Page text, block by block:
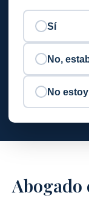
Sí
No,
No
Abogado